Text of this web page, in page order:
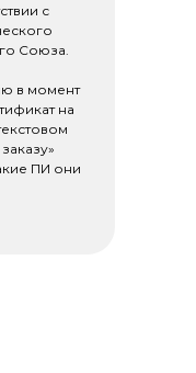
с
Союза.
в момент
на
ПИ они